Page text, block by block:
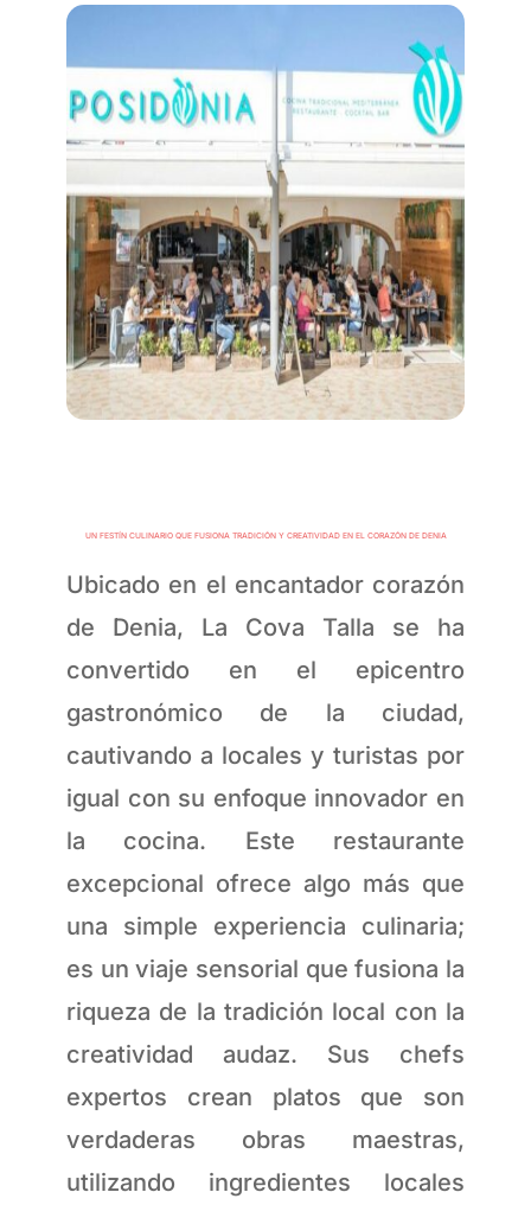
UN FESTÍN CULINARIO QUE FUSIONA TRADICIÓN Y CREATIVIDAD EN EL CORAZÓN DE DENIA
Ubicado en el encantador corazón
de Denia, La Cova Talla se ha
convertido en el epicentro
gastronómico de la ciudad,
cautivando a locales y turistas por
igual con su enfoque innovador en
la cocina. Este restaurante
excepcional ofrece algo más que
una simple experiencia culinaria;
es un viaje sensorial que fusiona la
riqueza de la tradición local con la
creatividad audaz. Sus chefs
expertos crean platos que son
verdaderas obras maestras,
utilizando ingredientes locales